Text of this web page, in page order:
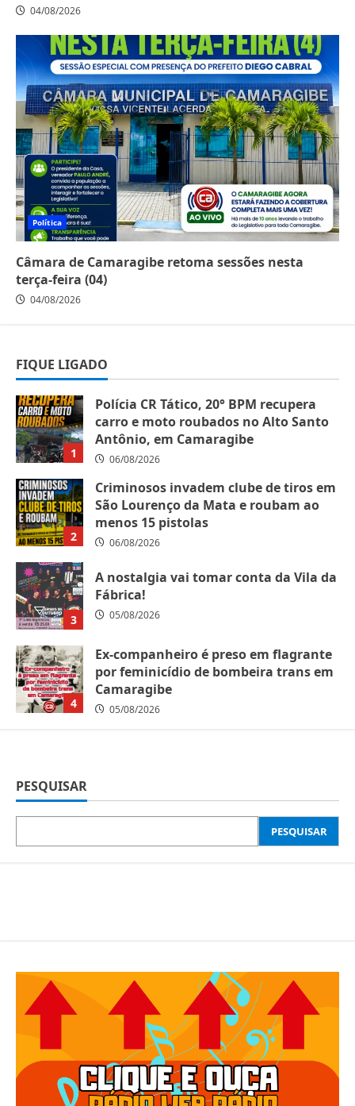
04/08/2026
Política
Câmara de Camaragibe retoma sessões nesta
terça-feira (04)
04/08/2026
FIQUE LIGADO
1
Polícia CR Tático, 20° BPM recupera
carro e moto roubados no Alto Santo
Antônio, em Camaragibe
06/08/2026
2
Criminosos invadem clube de tiros em
São Lourenço da Mata e roubam ao
menos 15 pistolas
06/08/2026
3
A nostalgia vai tomar conta da Vila da
Fábrica!
05/08/2026
4
Ex-companheiro é preso em flagrante
por feminicídio de bombeira trans em
Camaragibe
05/08/2026
PESQUISAR
PESQUISAR